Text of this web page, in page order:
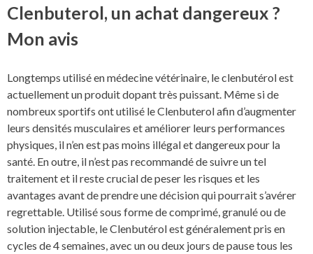
Clenbuterol, un achat dangereux ?
Mon avis
Longtemps utilisé en médecine vétérinaire, le clenbutérol est
actuellement un produit dopant très puissant. Même si de
nombreux sportifs ont utilisé le Clenbuterol afin d’augmenter
leurs densités musculaires et améliorer leurs performances
physiques, il n’en est pas moins illégal et dangereux pour la
santé. En outre, il n’est pas recommandé de suivre un tel
traitement et il reste crucial de peser les risques et les
avantages avant de prendre une décision qui pourrait s’avérer
regrettable. Utilisé sous forme de comprimé, granulé ou de
solution injectable, le Clenbutérol est généralement pris en
cycles de 4 semaines, avec un ou deux jours de pause tous les